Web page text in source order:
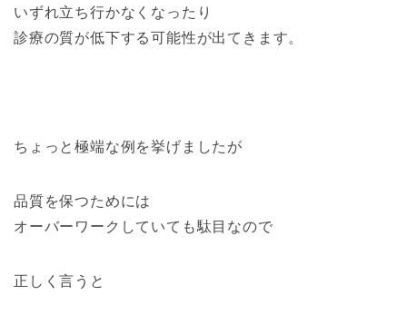
いずれ立ち行かなくなったり
診療の質が低下する可能性が出てきます。
ちょっと極端な例を挙げましたが
品質を保つためには
オーバーワークしていても駄目なので
正しく言うと